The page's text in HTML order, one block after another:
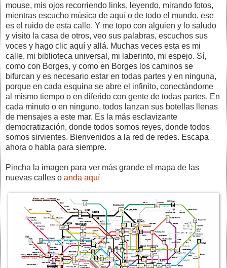
mouse, mis ojos recorriendo links, leyendo, mirando fotos,
mientras escucho música de aquí o de todo el mundo, ese
es el ruido de esta calle. Y me topo con alguien y lo saludo
y visito la casa de otros, veo sus palabras, escuchos sus
voces y hago clic aquí y allá. Muchas veces esta es mi
calle, mi biblioteca universal, mi laberinto, mi espejo. Sí,
como con Borges, y como en Borges los caminos se
bifurcan y es necesario estar en todas partes y en ninguna,
porque en cada esquina se abre el infinito, conectándome
al mismo tiempo o en diferido con gente de todas partes. En
cada minuto o en ninguno, todos lanzan sus botellas llenas
de mensajes a este mar. Es la más esclavizante
democratización, donde todos somos reyes, donde todos
somos sirvientes. Bienvenidos a la red de redes. Escapa
ahora o habla para siempre.
Pincha la imagen para ver más grande el mapa de las
nuevas calles o anda aquí